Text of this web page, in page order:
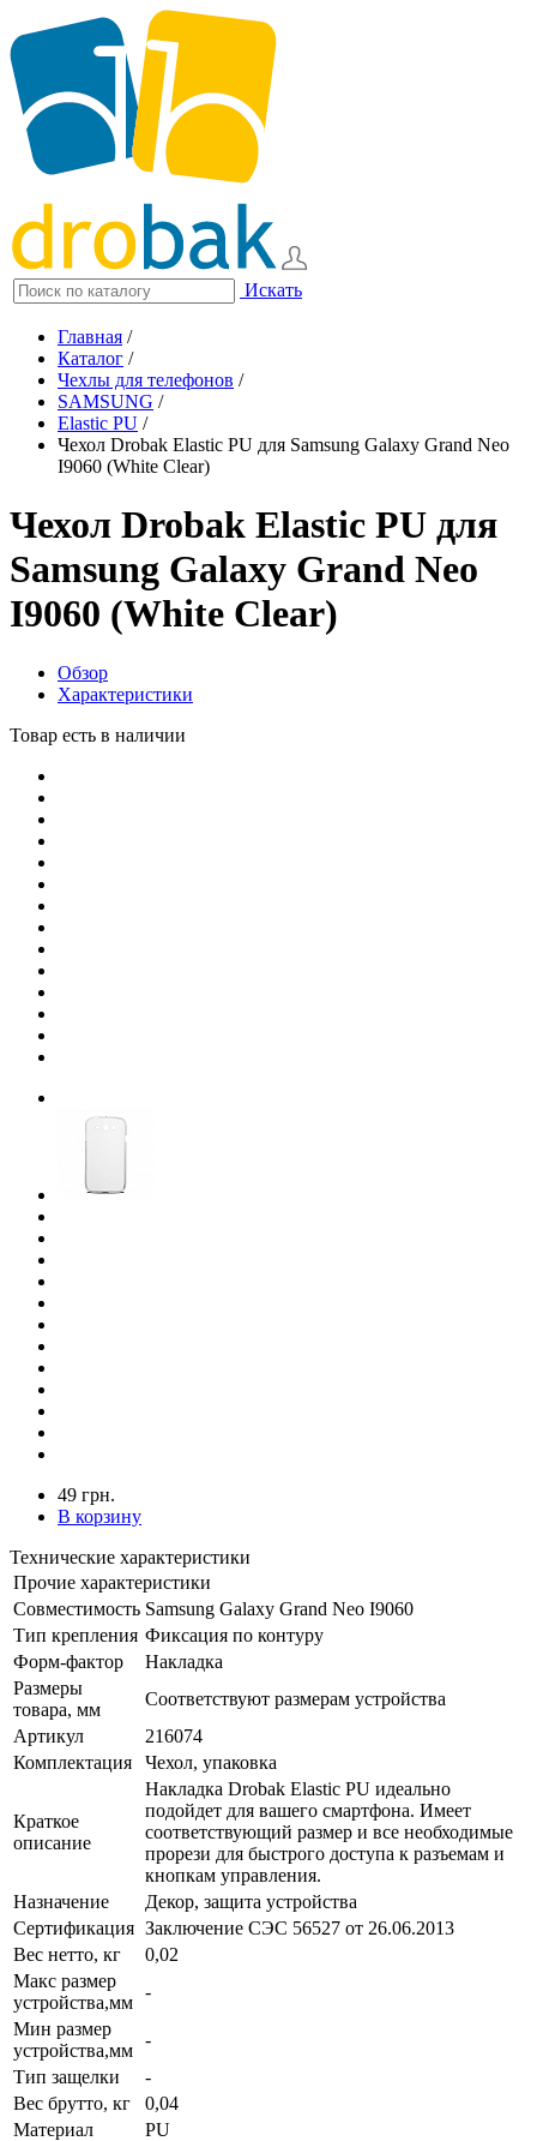
Искать
Главная /
Каталог /
Чехлы для телефонов /
SAMSUNG /
Elastic PU /
Чехол Drobak Elastic PU для Samsung Galaxy Grand Neo
I9060 (White Clear)
Чехол Drobak Elastic PU для
Samsung Galaxy Grand Neo
I9060 (White Clear)
Обзор
Характеристики
Товар есть в наличии
49 грн.
В корзину
Технические характеристики
Прочие характеристики
Совместимость Samsung Galaxy Grand Neo I9060
Тип крепления Фиксация по контуру
Форм-фактор
Накладка
Размеры
товара, мм
Соответствуют размерам устройства
Артикул
216074
Комплектация
Чехол, упаковка
Краткое
описание
Накладка Drobak Elastic PU идеально
подойдет для вашего смартфона. Имеет
соответствующий размер и все необходимые
прорези для быстрого доступа к разъемам и
кнопкам управления.
Назначение
Декор, защита устройства
Сертификация Заключение СЭС 56527 от 26.06.2013
Вес нетто, кг
0,02
Макс размер
устройства,мм
-
Мин размер
устройства,мм
-
Тип защелки
-
Вес брутто, кг
0,04
Материал
PU